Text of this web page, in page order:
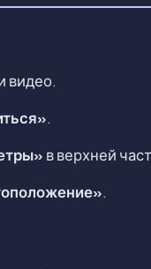
видео.
.
в верхней
.